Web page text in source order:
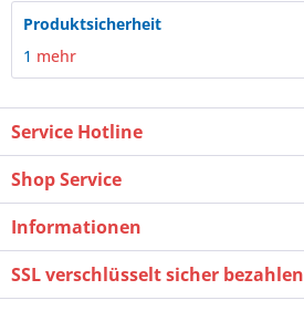
Produktsicherheit
1 mehr
Service Hotline
Shop Service
Informationen
SSL verschlüsselt sicher bezahlen